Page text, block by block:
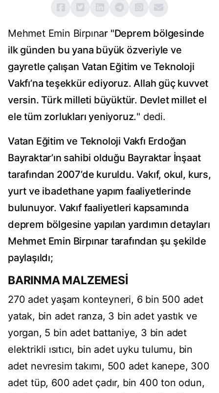
Mehmet Emin Birpınar "Deprem bölgesinde
ilk günden bu yana büyük özveriyle ve
gayretle çalışan Vatan Eğitim ve Teknoloji
Vakfı’na teşekkür ediyoruz. Allah güç kuvvet
versin. Türk milleti büyüktür. Devlet millet el
ele tüm zorlukları yeniyoruz." dedi.
Vatan Eğitim ve Teknoloji Vakfı Erdoğan
Bayraktar’ın sahibi olduğu Bayraktar İnşaat
tarafından 2007’de kuruldu. Vakıf, okul, kurs,
yurt ve ibadethane yapım faaliyetlerinde
bulunuyor. Vakıf faaliyetleri kapsamında
deprem bölgesine yapılan yardımın detayları
Mehmet Emin Birpınar tarafından şu şekilde
paylaşıldı;
BARINMA MALZEMESİ
270 adet yaşam konteyneri, 6 bin 500 adet
yatak, bin adet ranza, 3 bin adet yastık ve
yorgan, 5 bin adet battaniye, 3 bin adet
elektrikli ısıtıcı, bin adet uyku tulumu, bin
adet nevresim takımı, 500 adet kanepe, 300
adet tüp, 600 adet çadır, bin 400 ton odun,